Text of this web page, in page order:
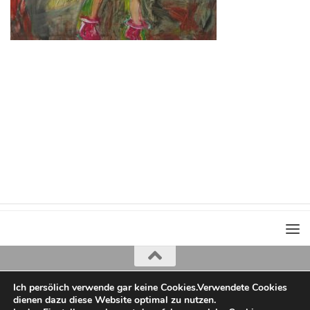
Iris Greiner
copyright 2022
Ich persölich verwende gar keine Cookies.Verwendete Cookies
dienen dazu diese Website optimal zu nutzen.